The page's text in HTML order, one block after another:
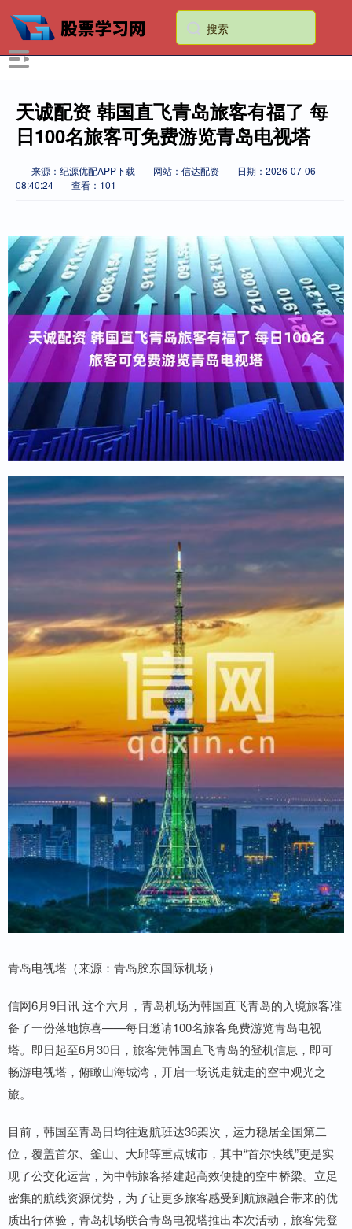
天诚配资 韩国直飞青岛旅客有福了 每
日100名旅客可免费游览青岛电视塔
来源：纪源优配APP下载 网站：信达配资
日期：2026-07-06
08:40:24
查看：101
青岛电视塔（来源：青岛胶东国际机场）
信网6月9日讯 这个六月，青岛机场为韩国直飞青岛的入境旅客准
备了一份落地惊喜——每日邀请100名旅客免费游览青岛电视
塔。即日起至6月30日，旅客凭韩国直飞青岛的登机信息，即可
畅游电视塔，俯瞰山海城湾，开启一场说走就走的空中观光之
旅。
目前，韩国至青岛日均往返航班达36架次，运力稳居全国第二
位，覆盖首尔、釜山、大邱等重点城市，其中“首尔快线”更是实
现了公交化运营，为中韩旅客搭建起高效便捷的空中桥梁。立足
密集的航线资源优势，为了让更多旅客感受到航旅融合带来的优
质出行体验，青岛机场联合青岛电视塔推出本次活动，旅客凭登